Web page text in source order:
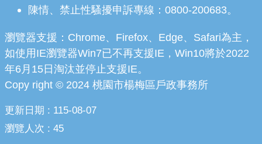
陳情、禁止性騷擾申訴專線：0800-200683。
瀏覽器支援：Chrome、Firefox、Edge、Safari為主，
如使用IE瀏覽器Win7已不再支援IE，Win10將於2022
年6月15日淘汰並停止支援IE。
Copy right © 2024 桃園市楊梅區戶政事務所
更新日期
115-08-07
瀏覽人次
45